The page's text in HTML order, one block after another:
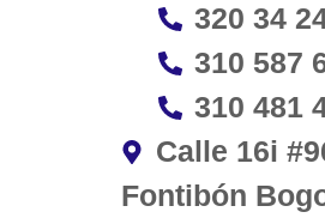
320 34
310 587
310 481
Calle 16i
Fontibón